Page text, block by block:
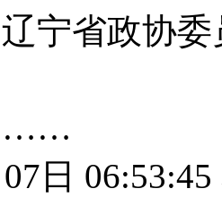
宁省政协委
……
日